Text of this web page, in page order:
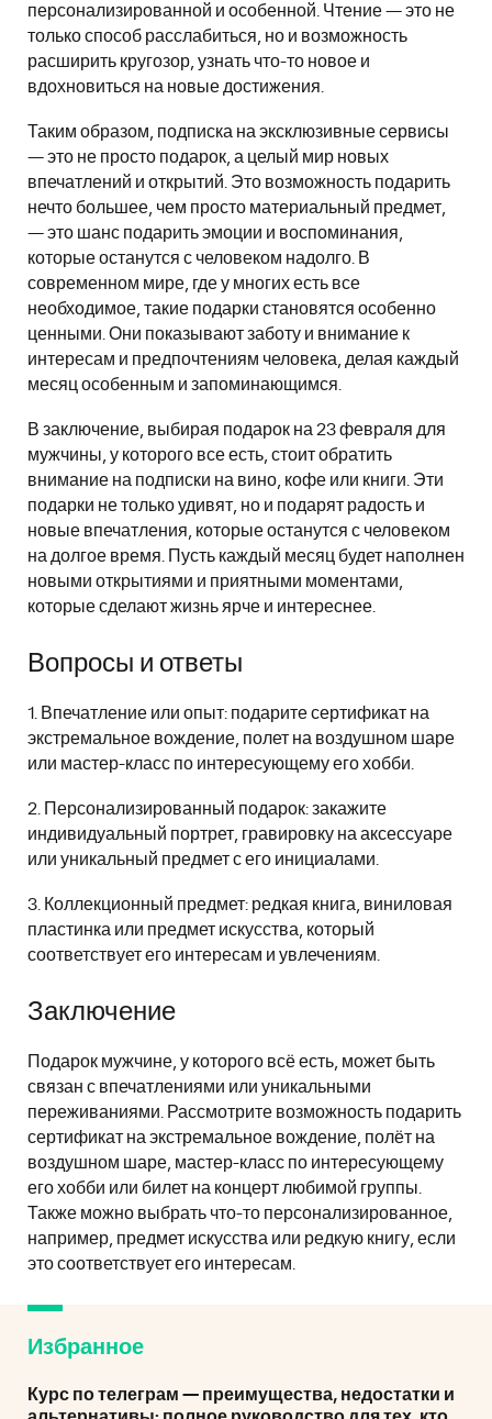
персонализированной и особенной. Чтение — это не
только способ расслабиться, но и возможность
расширить кругозор, узнать что-то новое и
вдохновиться на новые достижения.
Таким образом, подписка на эксклюзивные сервисы
— это не просто подарок, а целый мир новых
впечатлений и открытий. Это возможность подарить
нечто большее, чем просто материальный предмет,
— это шанс подарить эмоции и воспоминания,
которые останутся с человеком надолго. В
современном мире, где у многих есть все
необходимое, такие подарки становятся особенно
ценными. Они показывают заботу и внимание к
интересам и предпочтениям человека, делая каждый
месяц особенным и запоминающимся.
В заключение, выбирая подарок на 23 февраля для
мужчины, у которого все есть, стоит обратить
внимание на подписки на вино, кофе или книги. Эти
подарки не только удивят, но и подарят радость и
новые впечатления, которые останутся с человеком
на долгое время. Пусть каждый месяц будет наполнен
новыми открытиями и приятными моментами,
которые сделают жизнь ярче и интереснее.
Вопросы и ответы
1. Впечатление или опыт: подарите сертификат на
экстремальное вождение, полет на воздушном шаре
или мастер-класс по интересующему его хобби.
2. Персонализированный подарок: закажите
индивидуальный портрет, гравировку на аксессуаре
или уникальный предмет с его инициалами.
3. Коллекционный предмет: редкая книга, виниловая
пластинка или предмет искусства, который
соответствует его интересам и увлечениям.
Заключение
Подарок мужчине, у которого всё есть, может быть
связан с впечатлениями или уникальными
переживаниями. Рассмотрите возможность подарить
сертификат на экстремальное вождение, полёт на
воздушном шаре, мастер-класс по интересующему
его хобби или билет на концерт любимой группы.
Также можно выбрать что-то персонализированное,
например, предмет искусства или редкую книгу, если
это соответствует его интересам.
Избранное
Курс по телеграм — преимущества, недостатки и